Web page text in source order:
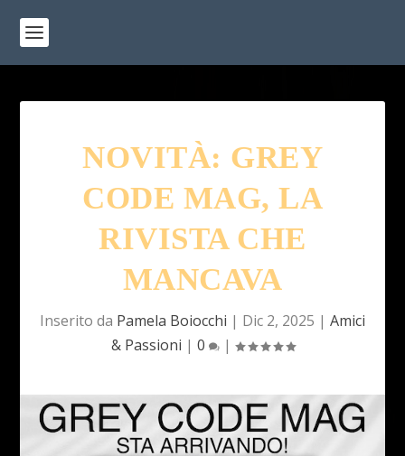
NOVITÀ: GREY
CODE MAG, LA
RIVISTA CHE
MANCAVA
Inserito da Pamela Boiocchi | Dic 2, 2025 | Amici
& Passioni | 0 |